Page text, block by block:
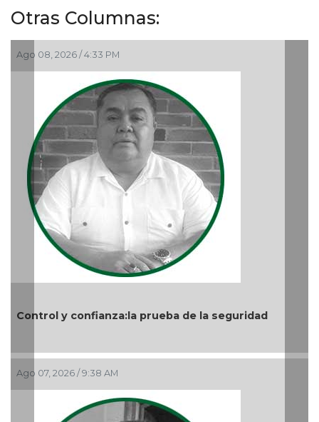
Otras Columnas:
prueba de la seguridad